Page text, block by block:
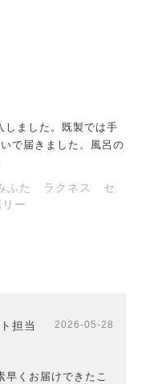
しました。既製では手
で届きました。風呂の
みふた ラクネス セ
ー
担当 2026-05-28
早くお届けできたこ